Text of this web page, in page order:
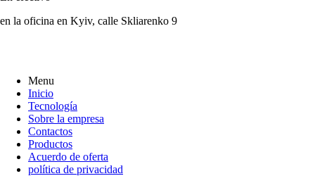
en la oficina en Kyiv, calle Skliarenko 9
Menu
Inicio
Tecnología
Sobre la empresa
Contactos
Productos
Acuerdo de oferta
política de privacidad